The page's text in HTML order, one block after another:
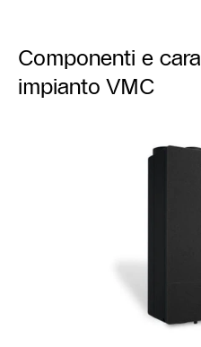
Componenti e
impianto VMC